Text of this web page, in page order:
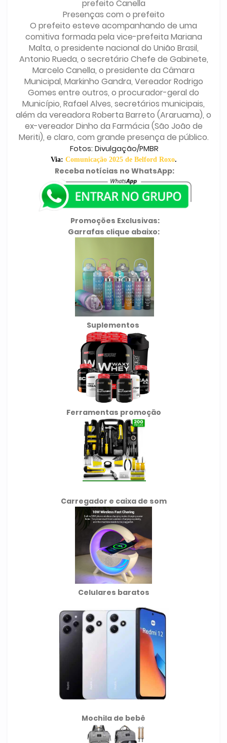
prefeito Canella
Presenças com o prefeito
O prefeito esteve acompanhando de uma
comitiva formada pela vice-prefeita Mariana
Malta, o presidente nacional do União Brasil,
Antonio Rueda, o secretário Chefe de Gabinete,
Marcelo Canella, o presidente da Câmara
Municipal, Markinho Gandra, Vereador Rodrigo
Gomes entre outros, o procurador-geral do
Município, Rafael Alves, secretários municipais,
além da vereadora Roberta Barreto (Araruama), o
ex-vereador Dinho da Farmácia (São João de
Meriti), e claro, com grande presença de público.
Fotos: Divulgação/PMBR
Via: Comunicação 2025 de Belford Roxo.
Receba notícias no WhatsApp:
Promoções Exclusivas:
Garrafas clique abaixo:
Suplementos
Ferramentas promoção
Carregador e caixa de som
Celulares baratos
Mochila de bebê